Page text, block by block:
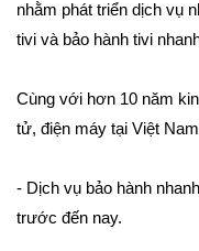
nhằm phát triển dịch vụ
tivi và bảo hành tivi
Cùng với hơn 10 năm
tử, điện máy tại Việt
- Dịch vụ bảo hành
trước đến nay.